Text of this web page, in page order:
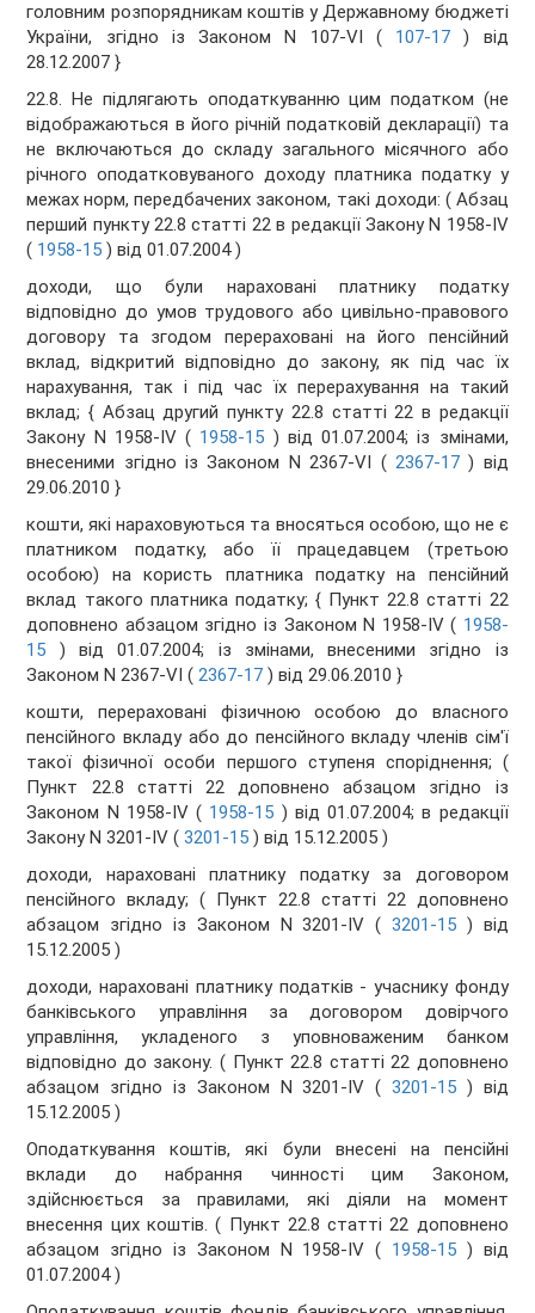
головним розпорядникам коштів у Державному бюджеті
України, згідно із Законом N 107-VI ( 107-17 ) від
28.12.2007 }
22.8. Не підлягають оподаткуванню цим податком (не
відображаються в його річній податковій декларації) та
не включаються до складу загального місячного або
річного оподатковуваного доходу платника податку у
межах норм, передбачених законом, такі доходи: ( Абзац
перший пункту 22.8 статті 22 в редакції Закону N 1958-IV
( 1958-15 ) від 01.07.2004 )
доходи, що були нараховані платнику податку
відповідно до умов трудового або цивільно-правового
договору та згодом перераховані на його пенсійний
вклад, відкритий відповідно до закону, як під час їх
нарахування, так і під час їх перерахування на такий
вклад;{ Абзац другий пункту 22.8 статті 22 в редакції
Закону N 1958-IV ( 1958-15 ) від 01.07.2004; із змінами,
внесеними згідно із Законом N 2367-VI ( 2367-17) від
29.06.2010 }
кошти, які нараховуються та вносяться особою, що не є
платником податку, або її працедавцем (третьою
особою) на користь платника податку на пенсійний
вклад такого платника податку; { Пункт 22.8 статті 22
доповнено абзацом згідно із Законом N 1958-IV ( 1958-
15 ) від 01.07.2004; із змінами, внесеними згідно із
Законом N 2367-VI (2367-17 ) від 29.06.2010 }
кошти, перераховані фізичною особою до власного
пенсійного вкладу або до пенсійного вкладу членів сім'ї
такої фізичної особи першого ступеня споріднення; (
Пункт 22.8 статті 22 доповнено абзацом згідно із
Законом N 1958-IV ( 1958-15 ) від 01.07.2004; в редакції
Закону N 3201-IV (3201-15 ) від 15.12.2005 )
доходи, нараховані платнику податку за договором
пенсійного вкладу; ( Пункт 22.8 статті 22 доповнено
абзацом згідно із Законом N 3201-IV ( 3201-15 ) від
15.12.2005 )
доходи, нараховані платнику податків - учаснику фонду
банківського управління за договором довірчого
управління, укладеного з уповноваженим банком
відповідно до закону. ( Пункт 22.8 статті 22 доповнено
абзацом згідно із Законом N 3201-IV ( 3201-15 ) від
15.12.2005 )
Оподаткування коштів, які були внесені на пенсійні
вклади до набрання чинності цим Законом,
здійснюється за правилами, які діяли на момент
внесення цих коштів. ( Пункт 22.8 статті 22 доповнено
абзацом згідно із Законом N 1958-IV ( 1958-15 ) від
01.07.2004 )